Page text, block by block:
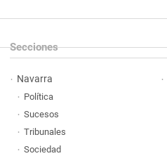
Secciones
Navarra
Política
Sucesos
Tribunales
Sociedad